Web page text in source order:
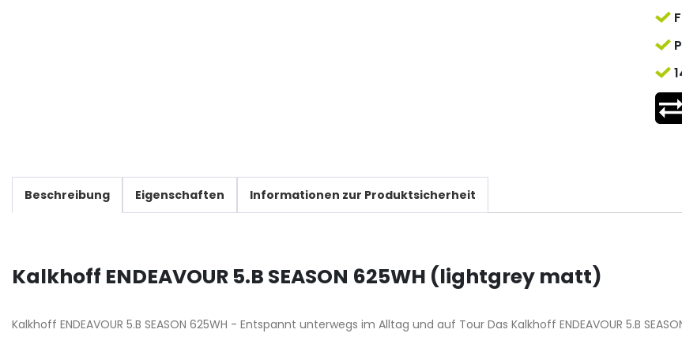
Beschreibung Eigenschaften Informationen zur Produktsicherheit
Kalkhoff ENDEAVOUR 5.B SEASON 625WH (lightgrey matt)
Kalkhoff ENDEAVOUR 5.B SEASON 625WH - Entspannt unterwegs im Alltag und auf Tour Das Kalkhoff ENDEAVOUR 5.B